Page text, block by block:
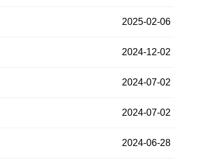
2025-02-06
2024-12-02
2024-07-02
2024-07-02
2024-06-28